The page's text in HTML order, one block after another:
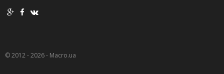
© 2012 - 2026 - Macro.ua